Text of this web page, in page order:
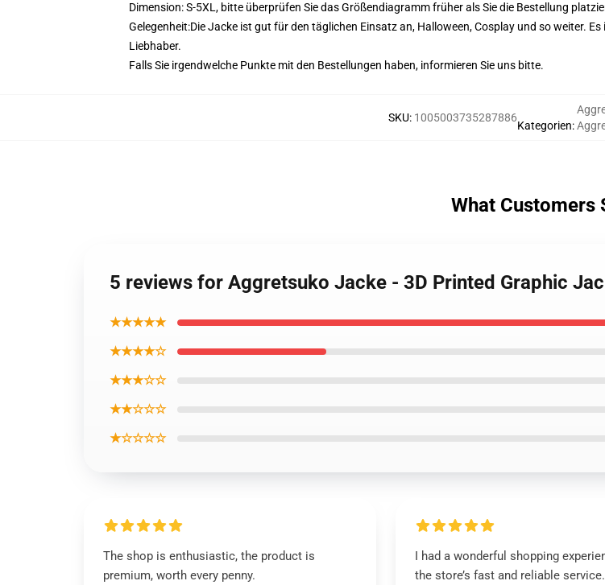
Dimension: S-5XL, bitte überprüfen Sie das Größendiagramm früher als Sie die Bestellung
Gelegenheit:Die Jacke ist gut für den täglichen Einsatz an, Halloween, Cosplay und so weiter.
Liebhaber.
Falls Sie irgendwelche Punkte mit den Bestellungen haben, informieren Sie uns bitte.
SKU: 1005003735287886
Kategorien:
What Customers
5 reviews for Aggretsuko Jacke - 3D Printed Graphic
★★★★★
★★★★☆
★★★☆☆
★★☆☆☆
★☆☆☆☆
The shop is enthusiastic, the product is
premium, worth every penny.
I had a wonderful shopping
the store’s fast and reliable service.